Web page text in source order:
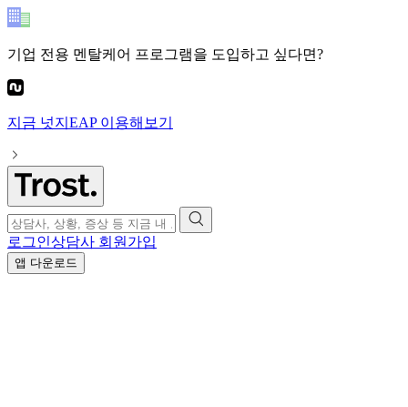
기업 전용 멘탈케어 프로그램을 도입하고 싶다면?
지금 넛지EAP이용해보기
로그인상담사 회원가입
앱 다운로드